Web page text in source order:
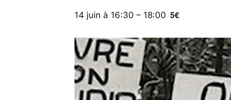
14 juin à 16:30 – 18:00 5€